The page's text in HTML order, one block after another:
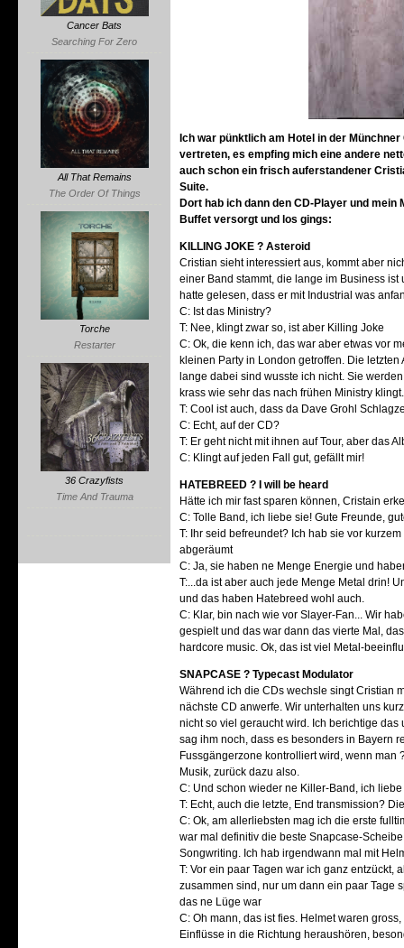
Cancer Bats
Searching For Zero
All That Remains
The Order Of Things
Torche
Restarter
36 Crazyfists
Time And Trauma
Ich war pünktlich am Hotel in der
vertreten, es empfing mich eine andere
auch schon ein frisch auferstandener
Suite.
Dort hab ich dann den CD-Player und
Buffet versorgt und los gings:
KILLING JOKE ? Asteroid
Cristian sieht interessiert aus, kommt aber
einer Band stammt, die lange im Business
hatte gelesen, dass er mit Industrial was
C: Ist das Ministry?
T: Nee, klingt zwar so, ist aber Killing Joke
C: Ok, die kenn ich, das war aber etwas vor
kleinen Party in London getroffen. Die
lange dabei sind wusste ich nicht. Sie
krass wie sehr das nach frühen Ministry klingt.
T: Cool ist auch, dass da Dave Grohl
C: Echt, auf der CD?
T: Er geht nicht mit ihnen auf Tour, aber das
C: Klingt auf jeden Fall gut, gefällt mir!
HATEBREED ? I will be heard
Hätte ich mir fast sparen können, Cristain
C: Tolle Band, ich liebe sie! Gute Freunde,
T: Ihr seid befreundet? Ich hab sie vor
abgeräumt
C: Ja, sie haben ne Menge Energie und
T:...da ist aber auch jede Menge Metal drin!
und das haben Hatebreed wohl auch.
C: Klar, bin nach wie vor Slayer-Fan... Wir
gespielt und das war dann das vierte Mal,
hardcore music. Ok, das ist viel Metal-
SNAPCASE ? Typecast Modulator
Während ich die CDs wechsle singt Cristian
nächste CD anwerfe. Wir unterhalten uns
nicht so viel geraucht wird. Ich berichtige
sag ihm noch, dass es besonders in Bayern
Fussgängerzone kontrolliert wird, wenn
Musik, zurück dazu also.
C: Und schon wieder ne Killer-Band, ich
T: Echt, auch die letzte, End transmission?
C: Ok, am allerliebsten mag ich die erste
war mal definitiv die beste Snapcase-
Songwriting. Ich hab irgendwann mal mit
T: Vor ein paar Tagen war ich ganz
zusammen sind, nur um dann ein paar Tage
das ne Lüge war
C: Oh mann, das ist fies. Helmet waren
Einflüsse in die Richtung heraushören,